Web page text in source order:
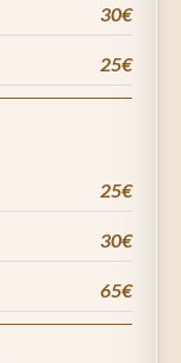
30€
25€
25€
30€
65€